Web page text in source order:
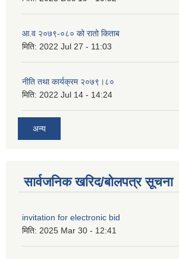
आ.व २०७९-०८० को रातो किताब
मिति: 2022 Jul 27 - 11:03
नीति तथा कार्यक्रम २०७९।८०
मिति: 2022 Jul 14 - 14:24
अन्य
सार्वजनिक खरिद/बोलपत्र सूचना
invitation for electronic bid
मिति: 2025 Mar 30 - 12:41